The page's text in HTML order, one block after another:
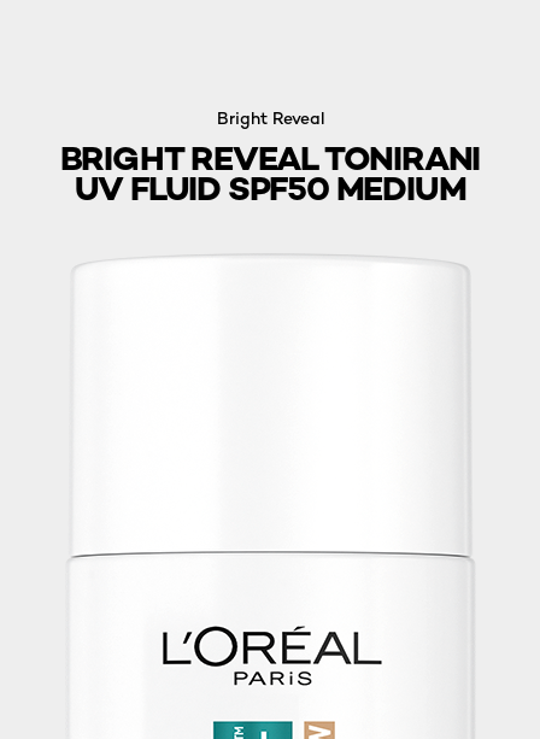
Bright Reveal
BRIGHT REVEAL TONIRANI
UV FLUID SPF50 MEDIUM